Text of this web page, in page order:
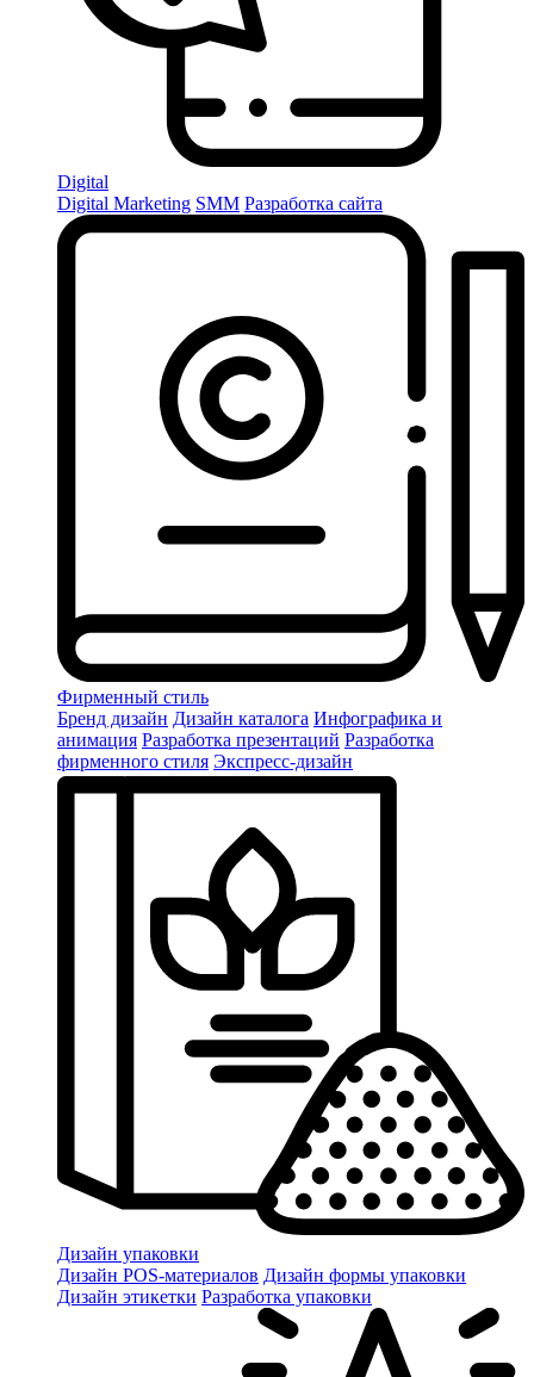
Digital
Digital Marketing SMM Разработка сайта
Фирменный стиль
Бренд дизайн Дизайн каталога Инфографика и
анимация Разработка презентаций Разработка
фирменного стиля Экспресс-дизайн
Дизайн упаковки
Дизайн POS-материалов Дизайн формы упаковки
Дизайн этикетки Разработка упаковки